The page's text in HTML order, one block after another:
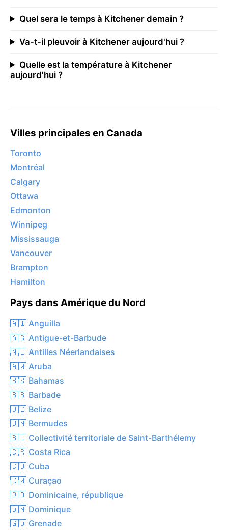
Quel sera le temps à Kitchener demain ?
Va-t-il pleuvoir à Kitchener aujourd'hui ?
Quelle est la température à Kitchener
aujourd'hui ?
Villes principales en Canada
Toronto
Montréal
Calgary
Ottawa
Edmonton
Winnipeg
Mississauga
Vancouver
Brampton
Hamilton
Pays dans Amérique du Nord
🇦🇮 Anguilla
🇦🇬 Antigue-et-Barbude
🇳🇱 Antilles Néerlandaises
🇦🇼 Aruba
🇧🇸 Bahamas
🇧🇧 Barbade
🇧🇿 Belize
🇧🇲 Bermudes
🇧🇱 Collectivité territoriale de Saint-Barthélemy
🇨🇷 Costa Rica
🇨🇺 Cuba
🇨🇼 Curaçao
🇩🇴 Dominicaine, république
🇩🇲 Dominique
🇬🇩 Grenade